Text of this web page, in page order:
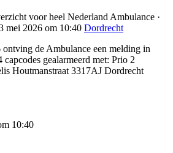
voor heel Nederland Ambulance ·
mei 2026 om 10:40 Dordrecht
de Ambulance een melding in
gealarmeerd met: Prio 2
Houtmanstraat 3317AJ Dordrecht
10:40